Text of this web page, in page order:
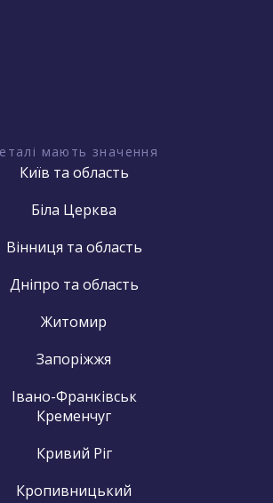
мають значення
Київ та область
Біла Церква
Вінниця та область
Дніпро та область
Житомир
Запоріжжя
Івано-Франківськ
Кременчуг
Кривий Ріг
Кропивницький